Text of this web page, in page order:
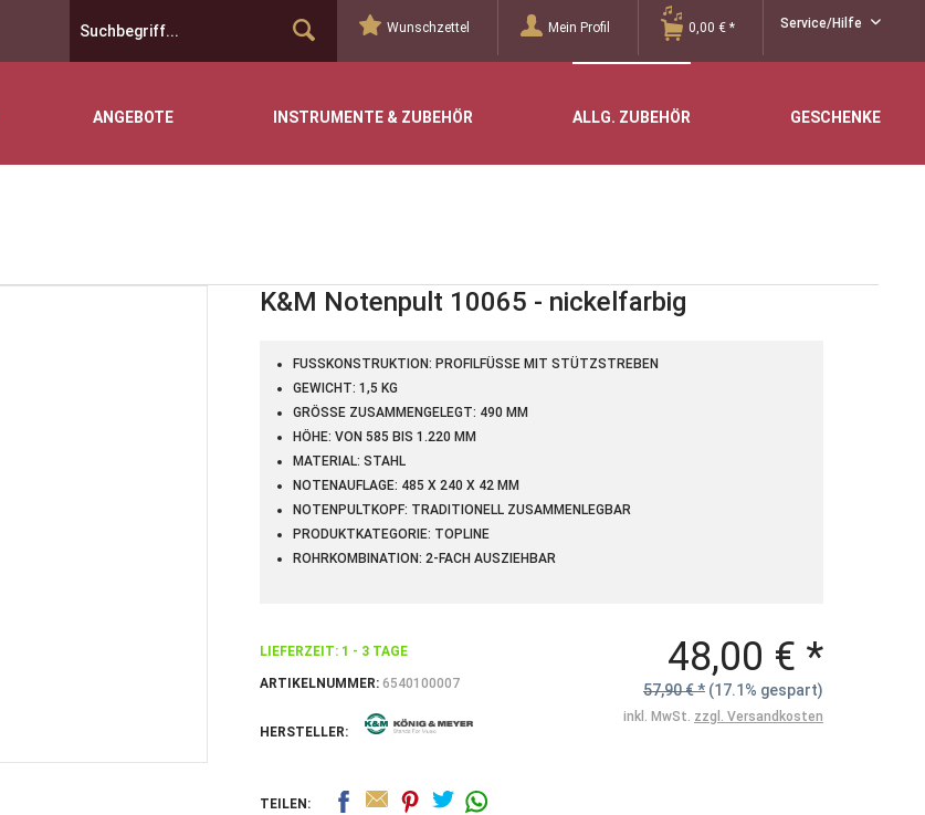
Service/Hilfe
Wunschzettel Mein Profil 0,00 € *
ANGEBOTE INSTRUMENTE & ZUBEHÖR ALLG. ZUBEHÖR GESCHENKE
K&M Notenpult 10065 - nickelfarbig
FUSSKONSTRUKTION: PROFILFÜSSE MIT STÜTZSTREBEN
GEWICHT: 1,5 KG
GRÖSSE ZUSAMMENGELEGT: 490 MM
HÖHE: VON 585 BIS 1.220 MM
MATERIAL: STAHL
NOTENAUFLAGE: 485 X 240 X 42 MM
NOTENPULTKOPF: TRADITIONELL ZUSAMMENLEGBAR
PRODUKTKATEGORIE: TOPLINE
ROHRKOMBINATION: 2-FACH AUSZIEHBAR
LIEFERZEIT: 1 - 3 TAGE
ARTIKELNUMMER: 6540100007
HERSTELLER:
48,00 € *
57,90 € * (17.1% gespart)
inkl. MwSt. zzgl. Versandkosten
TEILEN: